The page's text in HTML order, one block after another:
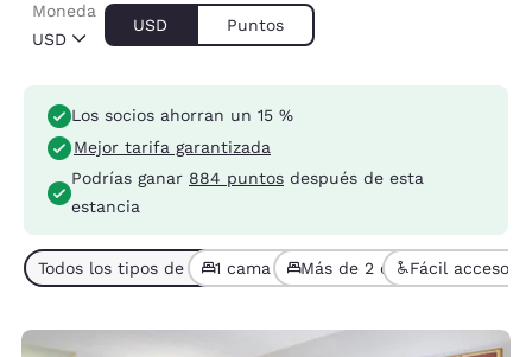
USD
Moneda
USD Puntos
Los socios ahorran un 15 %
Mejor tarifa garantizada
Podrías ganar 884 puntos después de esta
estancia
Todos los tipos de habitaciones (7)
1 cama (4)Más de 2 camas (3)Fácil acceso (1)